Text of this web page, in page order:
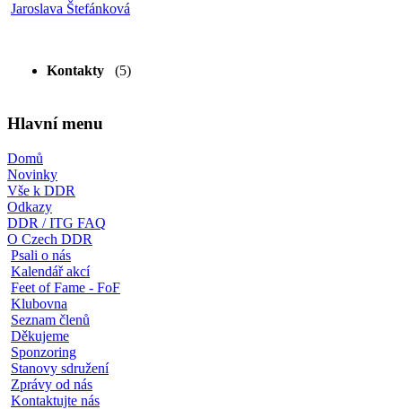
Jaroslava Štefánková
Kontakty (5)
Hlavní menu
Domů
Novinky
Vše k DDR
Odkazy
DDR / ITG FAQ
O Czech DDR
Psali o nás
Kalendář akcí
Feet of Fame - FoF
Klubovna
Seznam členů
Děkujeme
Sponzoring
Stanovy sdružení
Zprávy od nás
Kontaktujte nás